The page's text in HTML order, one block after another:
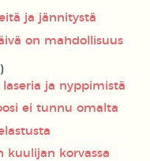
ja jännitystä
on mahdollisuus
laseria ja nyppimistä
ei tunnu omalta
kuulijan korvassa